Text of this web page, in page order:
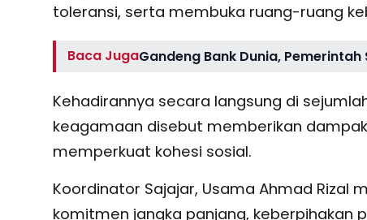
toleransi, serta membuka ruang-ruang
Baca JugaGandeng Bank Dunia,
Kehadirannya secara langsung di
keagamaan disebut memberikan
memperkuat kohesi sosial.
Koordinator Sajajar, Usama Ahmad Rizal
komitmen jangka panjang, keberpihakan